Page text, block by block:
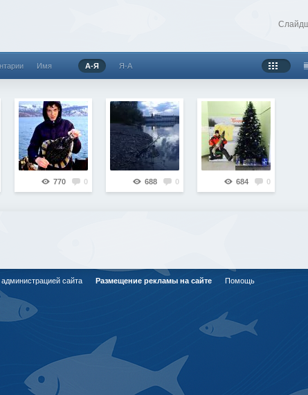
Имя А-Я Я-А
770 0 688 0 684 0
сайта Размещение рекламы на сайте Помощь